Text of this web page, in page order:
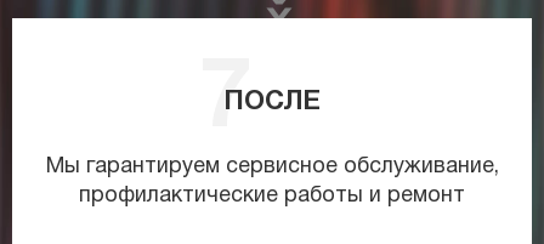
ПОСЛЕ
Мы гарантируем сервисное обслуживание,
профилактические работы и ремонт